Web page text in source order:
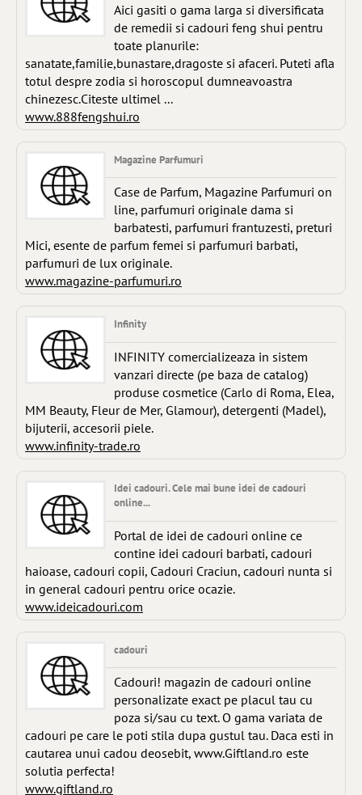
Aici gasiti o gama larga si diversificata
de remedii si cadouri feng shui pentru
toate planurile:
sanatate,familie,bunastare,dragoste si afaceri. Puteti afla
totul despre zodia si horoscopul dumneavoastra
chinezesc.Citeste ultimel ...
www.888fengshui.ro
Magazine Parfumuri
Case de Parfum, Magazine Parfumuri on
line, parfumuri originale dama si
barbatesti, parfumuri frantuzesti, preturi
Mici, esente de parfum femei si parfumuri barbati,
parfumuri de lux originale.
www.magazine-parfumuri.ro
Infinity
INFINITY comercializeaza in sistem
vanzari directe (pe baza de catalog)
produse cosmetice (Carlo di Roma, Elea,
MM Beauty, Fleur de Mer, Glamour), detergenti (Madel),
bijuterii, accesorii piele.
www.infinity-trade.ro
Idei cadouri. Cele mai bune idei de cadouri
online...
Portal de idei de cadouri online ce
contine idei cadouri barbati, cadouri
haioase, cadouri copii, Cadouri Craciun, cadouri nunta si
in general cadouri pentru orice ocazie.
www.ideicadouri.com
cadouri
Cadouri! magazin de cadouri online
personalizate exact pe placul tau cu
poza si/sau cu text. O gama variata de
cadouri pe care le poti stila dupa gustul tau. Daca esti in
cautarea unui cadou deosebit, www.Giftland.ro este
solutia perfecta!
www.giftland.ro